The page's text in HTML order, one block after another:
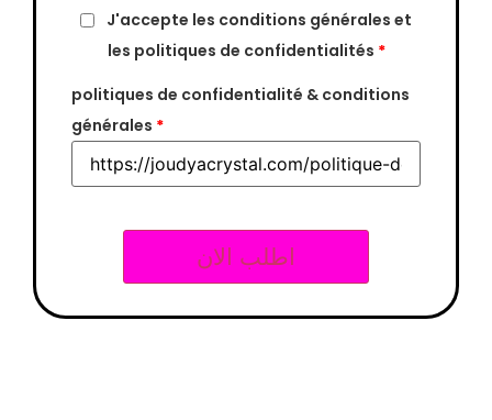
J'accepte les conditions générales et
les politiques de confidentialités *
politiques de confidentialité & conditions
générales *
اطلب الان